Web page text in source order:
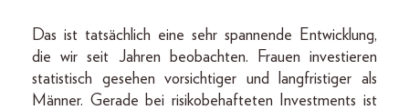
Das ist tatsächlich eine sehr spannende Entwicklung,
die wir seit Jahren beobachten. Frauen investieren
statistisch gesehen vorsichtiger und langfristiger als
Männer. Gerade bei risikobehafteten Investments ist